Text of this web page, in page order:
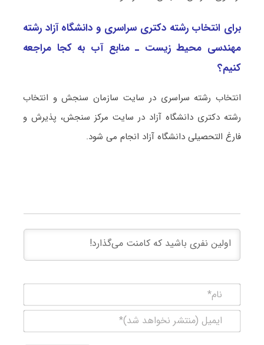
برای انتخاب رشته دکتری سراسری و دانشگاه آزاد رشته
مهندسی محیط زیست ـ ﻣﻨﺎﺑﻊ آب به کجا مراجعه
کنیم؟
انتخاب رشته سراسری در سایت سازمان سنجش و انتخاب
رشته دکتری دانشگاه آزاد در سایت مرکز سنجش، پذیرش و
فارغ التحصیلی دانشگاه آزاد انجام می شود.
(منتشر